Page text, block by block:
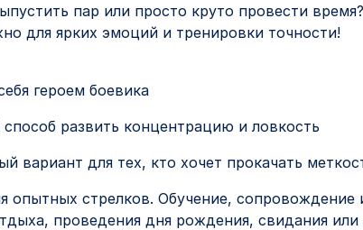
пар или просто круто провести
для ярких эмоций и тренировки точности!
героем боевика
развить концентрацию и ловкость
вариант для тех, кто хочет прокачать
опытных стрелков. Обучение,
проведения дня рождения, свидания или